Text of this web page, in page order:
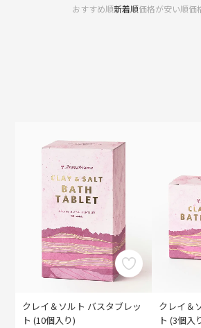
おすすめ順新着順価格が安い順価
クレイ＆ソルト バスタブレッ
ト (10個入り)
クレイ＆
ト (3個入